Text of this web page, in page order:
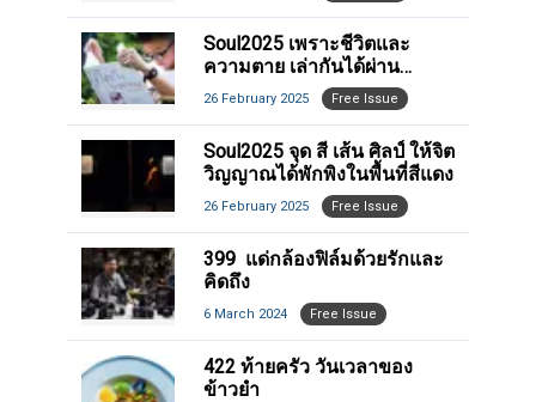
Soul2025 เพราะชีวิตและ
ความตาย เล่ากันได้ผ่าน
หนังสือนิทานภาพ (สำหรับทุก
26 February 2025 Free Issue
Soul2025 จุด สี เส้น ศิลป์ ให้จิต
วิญญาณได้พักพิงในพื้นที่สีแดง
26 February 2025 Free Issue
399 แด่กล้องฟิล์มด้วยรักและ
คิดถึง
6 March 2024 Free Issue
422 ท้ายครัว วันเวลาของ
ข้าวยำ